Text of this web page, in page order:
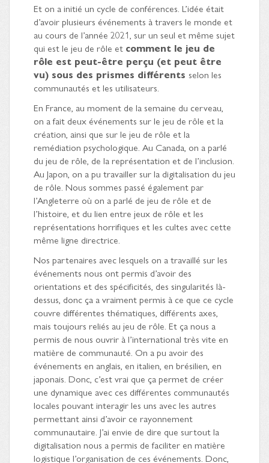
Et on a initié un cycle de conférences. L’idée était
d’avoir plusieurs événements à travers le monde et
au cours de l’année 2021, sur un seul et même sujet
qui est le jeu de rôle et comment le jeu de
rôle est peut-être perçu (et peut être
vu) sous des prismes différents selon les
communautés et les utilisateurs.
En France, au moment de la semaine du cerveau,
on a fait deux événements sur le jeu de rôle et la
création, ainsi que sur le jeu de rôle et la
remédiation psychologique. Au Canada, on a parlé
du jeu de rôle, de la représentation et de l’inclusion.
Au Japon, on a pu travailler sur la digitalisation du jeu
de rôle. Nous sommes passé également par
l’Angleterre où on a parlé de jeu de rôle et de
l’histoire, et du lien entre jeux de rôle et les
représentations horrifiques et les cultes avec cette
même ligne directrice.
Nos partenaires avec lesquels on a travaillé sur les
événements nous ont permis d’avoir des
orientations et des spécificités, des singularités là-
dessus, donc ça a vraiment permis à ce que ce cycle
couvre différentes thématiques, différents axes,
mais toujours reliés au jeu de rôle. Et ça nous a
permis de nous ouvrir à l’international très vite en
matière de communauté. On a pu avoir des
événements en anglais, en italien, en brésilien, en
japonais. Donc, c’est vrai que ça permet de créer
une dynamique avec ces différentes communautés
locales pouvant interagir les uns avec les autres
permettant ainsi d’avoir ce rayonnement
communautaire. J’ai envie de dire que surtout la
digitalisation nous a permis de faciliter en matière
logistique l’organisation de ces événements. Donc,